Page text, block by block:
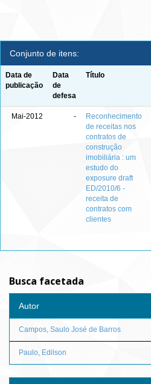
Conjunto de itens:
Data de
publicação
Data
de
defesa
Título
Mai-2012 -
Reconhecimento
de receitas nos
contratos de
construção
imobiliária : um
estudo do
exposure draft
ED/2010/6 -
receita de
contratos com
clientes
Busca facetada
Autor
Campos, Saulo José de Barros
Paulo, Edilson